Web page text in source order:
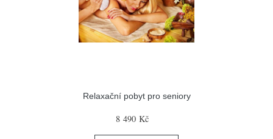
Relaxační pobyt pro seniory
8 490 Kč